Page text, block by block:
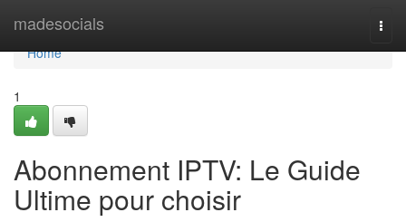
madesocials
Home
Home
1
Abonnement IPTV: Le Guide
Ultime pour choisir